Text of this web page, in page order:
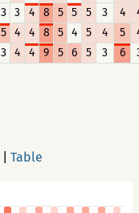
3 3 4 8 5 5 5 3 4
5 4 4 8 5 4 5 4 5
3 4 4 9 5 6 5 3 6
Table